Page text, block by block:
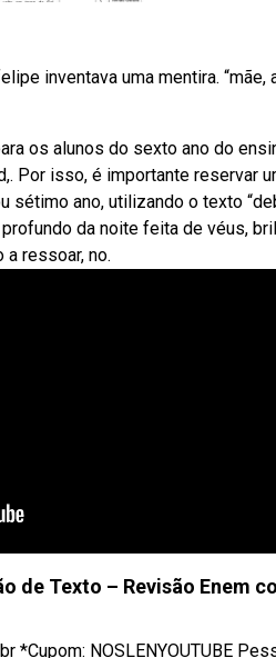
inventava uma mentira. “mãe,
os alunos do sexto ano do
Por isso, é importante reservar
ano, utilizando o texto
da noite feita de véus,
ressoar, no.
de Texto – Revisão Enem
NOSLENYOUTUBE